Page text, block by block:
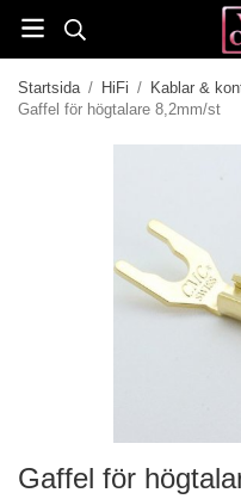
Startsida / HiFi / Kablar &
Gaffel för högtalare 8,2mm/st
Gaffel för